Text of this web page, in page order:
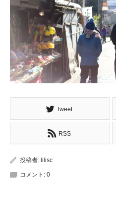
Tweet
RSS
投稿者: lilisc
コメント: 0